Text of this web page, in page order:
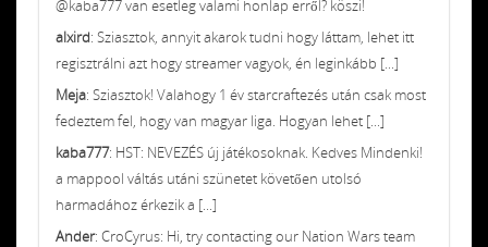
@kaba777 van esetleg valami honlap erről? köszi!
alxird: Sziasztok, annyit akarok tudni hogy láttam, lehet itt
regisztrálni azt hogy streamer vagyok, én leginkább [...]
Meja: Sziasztok! Valahogy 1 év starcraftezés után csak most
fedeztem fel, hogy van magyar liga. Hogyan lehet [...]
kaba777: HST: NEVEZÉS új játékosoknak. Kedves Mindenki!
a mappool váltás utáni szünetet követően utolsó
harmadához érkezik a [...]
Ander: CroCyrus: Hi, try contacting our Nation Wars team